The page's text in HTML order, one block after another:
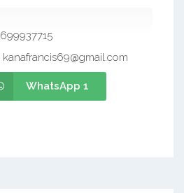
699937715
kanafrancis69@gmail.com
WhatsApp 1